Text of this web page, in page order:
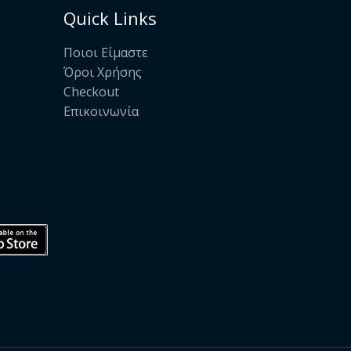
Quick Links
Ποιοι Είμαστε
Όροι Χρήσης
Checkout
Επικοινωνία